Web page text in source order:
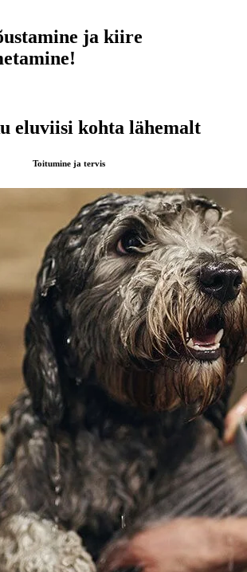
ja kiire
eluviisi kohta lähemalt
Toitumine ja tervis